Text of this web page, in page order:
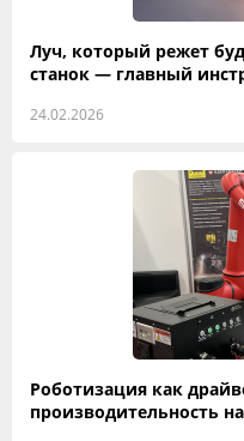
Луч, который режет
станок — главный
24.02.2026
Роботизация как
производительность